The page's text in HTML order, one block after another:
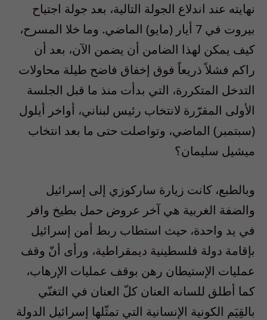
نهايته عند اندلاع الجولة التالية، بعد جولة اجتياح
بيروت في 7 أيار (مايو) الماضي. وما خلا المسرح،
كيف يمكن لهذا الضامن أن يضمن الآن، بعد أن
راكم فشلاً ذريعاً فوق إخفاق فاضح طيلة محاولات
التدخل المتكررة، التي بدأت منذ ما قبل الجلسة
الأولى المقرّرة لانتخاب رئيس لبناني، أواخر أيلول
(سبتمبر) الماضي، وتواصلت حتى ما بعد انتخاب
ميشيل سليمان؟
وبالطبع، كانت زيارة ساركوزي إلى إسرائيل
والضفة الغربية هي آخر عروض حمل بطيخ وافر
في يد واحدة، حيث استطاب ربط أمن إسرائيل
بإقامة دولة فلسطينية ديمقراطية، ورأى أنّ وقف
عمليات الإستيطان رهن بوقف عمليات الإرهاب،
كما أطلق للسانه العنان كلّ العنان في التغنّي
بالقِيَم الكونية الإنسانية التي تمثّلها إسرائيل الدولة